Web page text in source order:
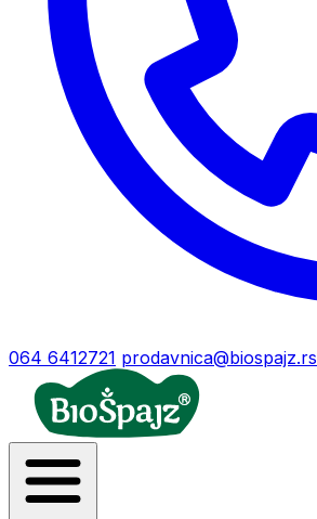
064 6412721 prodavnica@biospajz.rs